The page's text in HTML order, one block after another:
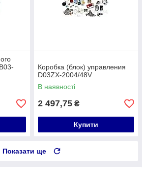
Коробка (блок) управления
D03ZX-2004/48V
В наявності
2 497,75 ₴
Купити
Показати ще